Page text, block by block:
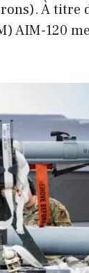
À titre
AIM-120